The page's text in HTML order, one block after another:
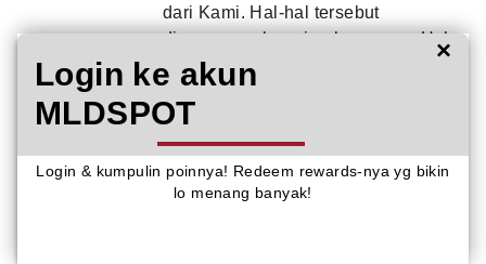
dari Kami. Hal-hal tersebut
dianggap sebagai pelanggaran Hak
Kekayaan Intelektual milik Kami,
afiliasi Kami dan/ atau pihak ketiga
yang terikat kerjasama dengan
Kami.
Sehubungan dengan Hak
Kekayaan Intelektual milik afiliasi
Login ke akun
MLDSPOT
×
Login & kumpulin poinnya! Redeem rewards-nya yg bikin
lo menang banyak!